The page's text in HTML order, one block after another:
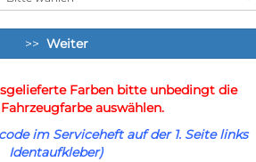
>> Weiter
Farben bitte unbedingt die
auswählen.
im Serviceheft auf der 1. Seite links
Identaufkleber)